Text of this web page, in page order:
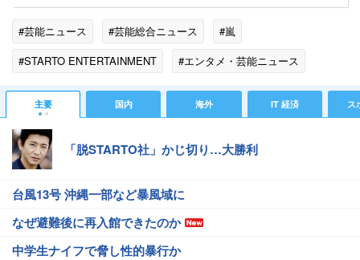
#芸能ニュース #芸能総合ニュース
#嵐
#STARTO ENTERTAINMENT
#エンタメ・芸能ニュース
#ゴシップ
主要 国内 海外 IT 経済 ス
「脱STARTO社」かじ切り…大勝利
台風13号 沖縄一部など暴風域に
なぜ避難後に再入館できたのか
中学生ナイフで脅し性的暴行か